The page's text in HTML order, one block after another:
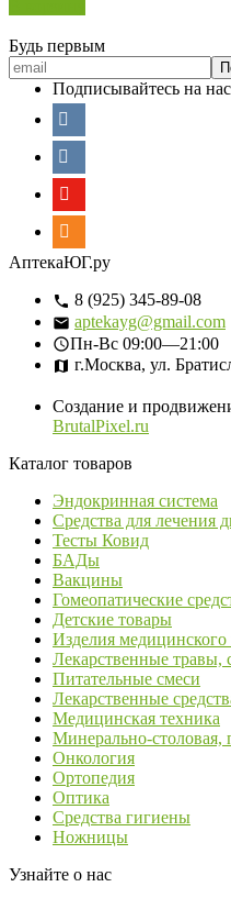
Будь первым
Подписывайтесь на нас
АптекаЮГ.ру
8 (925) 345-89-08
aptekayg@gmail.com
Пн-Вс 09:00—21:00
г.Москва, ул.
Создание и
BrutalPixel.ru
Каталог товаров
Эндокринная система
Средства для лечения
Тесты Ковид
БАДы
Вакцины
Гомеопатические
Детские товары
Изделия медицинского
Лекарственные травы,
Питательные смеси
Лекарственные
Медицинская техника
Минерально-столовая,
Онкология
Ортопедия
Оптика
Средства гигиены
Ножницы
Узнайте о нас